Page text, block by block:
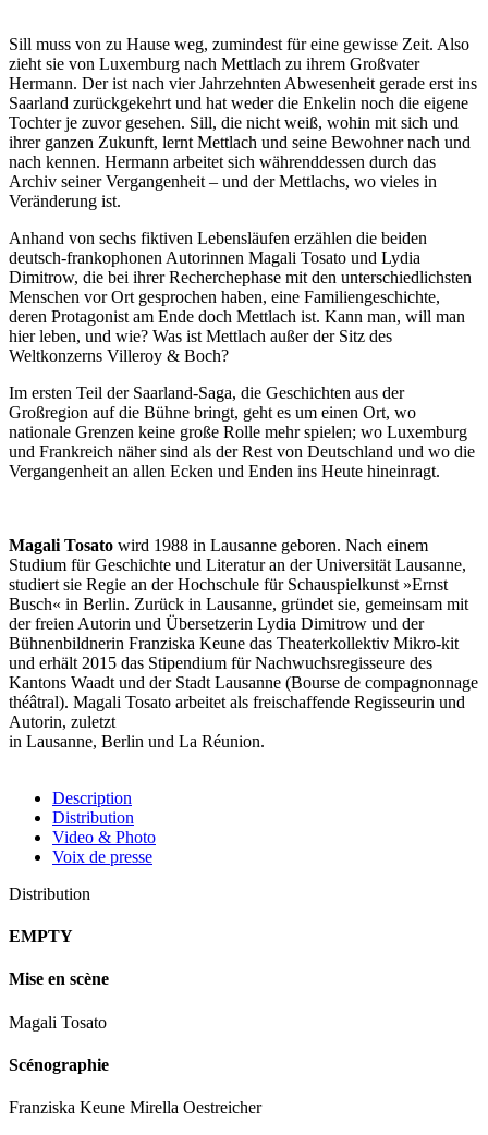
Sill muss von zu Hause weg, zumindest für eine gewisse Zeit. Also
zieht sie von Luxemburg nach Mettlach zu ihrem Großvater
Hermann. Der ist nach vier Jahrzehnten Abwesenheit gerade erst ins
Saarland zurückgekehrt und hat weder die Enkelin noch die eigene
Tochter je zuvor gesehen. Sill, die nicht weiß, wohin mit sich und
ihrer ganzen Zukunft, lernt Mettlach und seine Bewohner nach und
nach kennen. Hermann arbeitet sich währenddessen durch das
Archiv seiner Vergangenheit – und der Mettlachs, wo vieles in
Veränderung ist.
Anhand von sechs fiktiven Lebensläufen erzählen die beiden
deutsch-frankophonen Autorinnen Magali Tosato und Lydia
Dimitrow, die bei ihrer Recherchephase mit den unterschiedlichsten
Menschen vor Ort gesprochen haben, eine Familiengeschichte,
deren Protagonist am Ende doch Mettlach ist. Kann man, will man
hier leben, und wie? Was ist Mettlach außer der Sitz des
Weltkonzerns Villeroy & Boch?
Im ersten Teil der Saarland-Saga, die Geschichten aus der
Großregion auf die Bühne bringt, geht es um einen Ort, wo
nationale Grenzen keine große Rolle mehr spielen; wo Luxemburg
und Frankreich näher sind als der Rest von Deutschland und wo die
Vergangenheit an allen Ecken und Enden ins Heute hineinragt.
Magali Tosato wird 1988 in Lausanne geboren. Nach einem
Studium für Geschichte und Literatur an der Universität Lausanne,
studiert sie Regie an der Hochschule für Schauspielkunst »Ernst
Busch« in Berlin. Zurück in Lausanne, gründet sie, gemeinsam mit
der freien Autorin und Übersetzerin Lydia Dimitrow und der
Bühnenbildnerin Franziska Keune das Theaterkollektiv Mikro-kit
und erhält 2015 das Stipendium für Nachwuchsregisseure des
Kantons Waadt und der Stadt Lausanne (Bourse de compagnonnage
théâtral). Magali Tosato arbeitet als freischaffende Regisseurin und
Autorin, zuletzt
in Lausanne, Berlin und La Réunion.
Description
Distribution
Video & Photo
Voix de presse
Distribution
EMPTY
Mise en scène
Magali Tosato
Scénographie
Franziska Keune Mirella Oestreicher